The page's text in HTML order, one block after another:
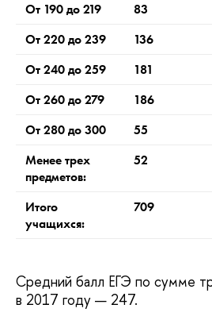
От 190 до 219
83
От 220 до 239
136
От 240 до 259
181
От 260 до 279
186
От 280 до 300
55
Менее трех
предметов:
52
Итого
учащихся:
709
Средний балл ЕГЭ по сумме
в 2017 году — 247.